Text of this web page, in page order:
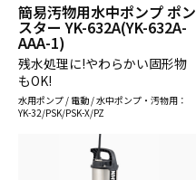
簡易汚物用水中ポンプ ポン
スター YK-632A(YK-632A-
AAA-1)
残水処理に!やわらかい固形物
もOK!
水用ポンプ / 電動 / 水中ポンプ・汚物用：
YK-32/PSK/PSK-X/PZ